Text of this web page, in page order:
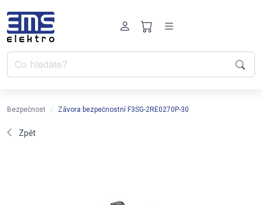
Bezpečnost Závora bezpečnostní F3SG-2RE0270P-30
Zpět